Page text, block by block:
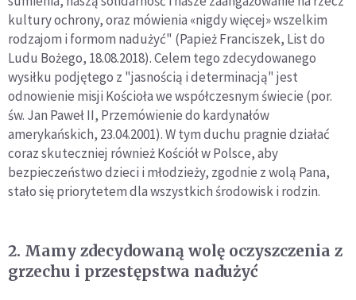
kultury ochrony, oraz mówienia «nigdy więcej» wszelkim
rodzajom i formom nadużyć" (Papież Franciszek, List do
Ludu Bożego, 18.08.2018). Celem tego zdecydowanego
wysiłku podjętego z "jasnością i determinacją" jest
odnowienie misji Kościoła we współczesnym świecie (por.
św. Jan Paweł II, Przemówienie do kardynałów
amerykańskich, 23.04.2001). W tym duchu pragnie działać
coraz skuteczniej również Kościół w Polsce, aby
bezpieczeństwo dzieci i młodzieży, zgodnie z wolą Pana,
stało się priorytetem dla wszystkich środowisk i rodzin.
2. Mamy zdecydowaną wolę oczyszczenia z
grzechu i przestępstwa nadużyć